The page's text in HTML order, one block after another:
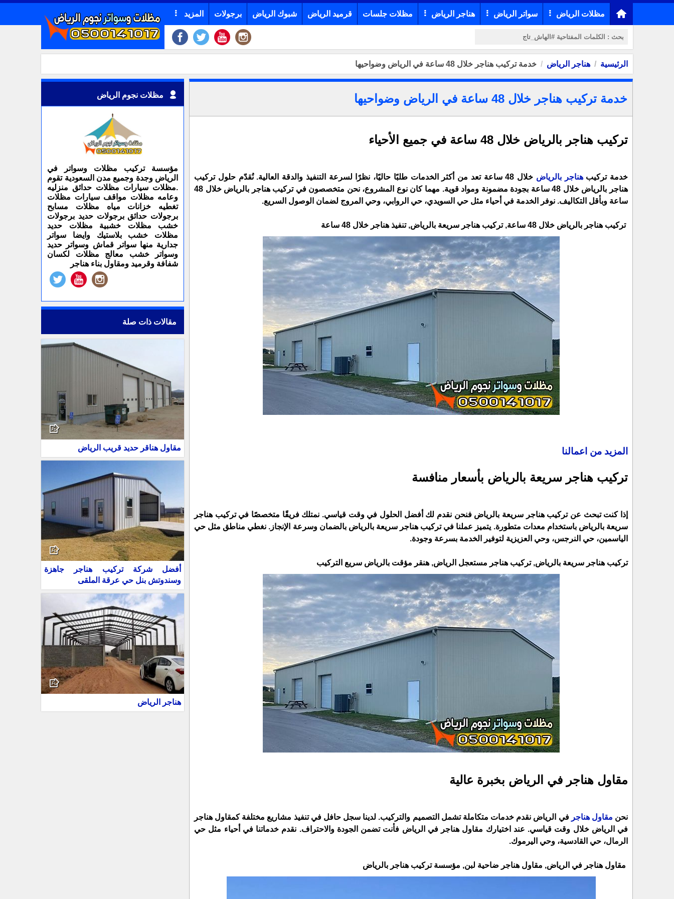
مظلات الرياض سواتر الرياض هناجر الرياض مظلات جلسات قرميد الرياض شبوك الرياض برجولات المزيد
الرئيسية هناجر الرياض خدمة تركيب هناجر خلال 48 ساعة في الرياض وضواحيها
خدمة تركيب هناجر خلال 48 ساعة في الرياض وضواحيها
تركيب هناجر بالرياض خلال 48 ساعة في جميع الأحياء
خدمة تركيبهناجر بالرياض
خلال 48 ساعة تعد من أكثر الخدمات طلبًا حاليًا، نظرًا لسرعة التنفيذ والدقة العالية. نُقدّم حلول تركيب
هناجر بالرياض خلال 48 ساعة بجودة مضمونة ومواد قوية. مهما كان نوع المشروع، نحن متخصصون في تركيب هناجر بالرياض خلال 48
ساعة وبأقل التكاليف. نوفر الخدمة في أحياء مثل حي السويدي، حي الروابي، وحي المروج لضمان الوصول السريع.
تركيب هناجر بالرياض خلال 48 ساعة, تركيب هناجر سريعة بالرياض, تنفيذ هناجر خلال 48 ساعة
المزيد من اعمالنا
تركيب هناجر سريعة بالرياض بأسعار منافسة
إذا كنت تبحث عن تركيب هناجر سريعة بالرياض فنحن نقدم لك أفضل الحلول في وقت قياسي. نمتلك فريقًا متخصصًا في تركيب هناجر
سريعة بالرياض باستخدام معدات متطورة. يتميز عملنا في تركيب هناجر سريعة بالرياض بالضمان وسرعة الإنجاز. نغطي مناطق مثل حي
الياسمين، حي النرجس، وحي العزيزية لتوفير الخدمة بسرعة وجودة.
تركيب هناجر سريعة بالرياض, تركيب هناجر مستعجل الرياض, هنقر مؤقت بالرياض سريع التركيب
مقاول هناجر في الرياض بخبرة عالية
نحن مقاول هناجر في الرياض نقدم خدمات متكاملة تشمل التصميم والتركيب. لدينا سجل حافل في تنفيذ مشاريع مختلفة كمقاول هناجر
في الرياض خلال وقت قياسي. عند اختيارك مقاول هناجر في الرياض فأنت تضمن الجودة والاحتراف. نقدم خدماتنا في أحياء مثل حي
الرمال، حي القادسية، وحي اليرموك.
مقاول هناجر في الرياض, مقاول هناجر ضاحية لبن, مؤسسة تركيب هناجر بالرياض
مظلات نجوم الرياض
مؤسسة تركيب مظلات وسواتر في
الرياض وجدة وجميع مدن السعودية تقوم
.مظلات سيارات مظلات حدائق منزليه
وعامه مظلات مواقف سيارات مظلات
تغطيه خزانات مياه مظلات مسابح
برجولات حدائق برجولات حديد برجولات
خشب مظلات خشبية مظلات حديد
مظلات خشب بلاستيك وايضا سواتر
جدارية منها سواتر قماش وسواتر حديد
وسواتر خشب معالج مظلات لكسان
شفافة وقرميد ومقاول بناء هناجر
مقالات ذات صلة
مقاول هناقر حديد قريب الرياض
أفضل شركة تركيب هناجر جاهزة
وسندوتش بنل حي عرقة الملقى
هناجر الرياض